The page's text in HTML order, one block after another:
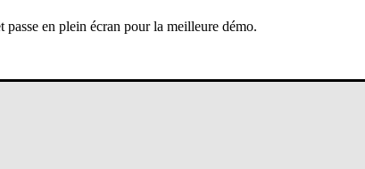
passe en plein écran pour la meilleure démo.